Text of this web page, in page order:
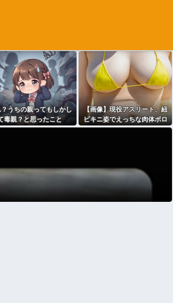
うちの親ってもしかし
毒親？と思ったこと
【画像】現役アスリート、紐
ビキニ姿でえっちな肉体ボロ
ンwww